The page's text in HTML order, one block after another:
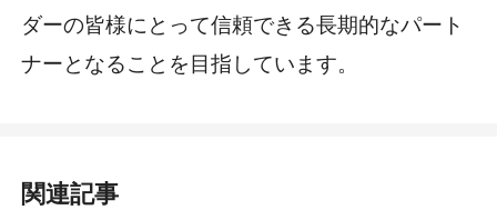
ダーの皆様にとって信頼できる長期的なパート
ナーとなることを目指しています。
関連記事